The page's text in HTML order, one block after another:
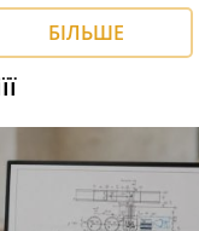
БІЛЬШЕ